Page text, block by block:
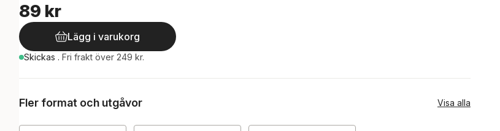
89 kr
Lägg i varukorg
Skickas . Fri frakt över 249 kr.
Fler format och utgåvor Visa alla